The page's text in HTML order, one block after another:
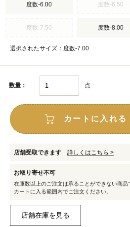
度数-6.00 度数-6.50
度数-7.50 度数-8.00
選択されたサイズ：度数-7.00
数量： 点
カートに入れる
店舗受取できます 詳しくはこちら >
お取り寄せ不可
在庫数以上のご注文は承ることができない商品
カートに入る範囲内でご注文ください。